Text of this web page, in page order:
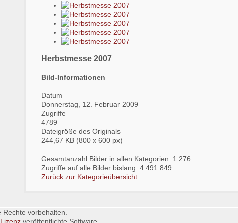
Herbstmesse 2007
Bild-Informationen
Datum
Donnerstag, 12. Februar 2009
Zugriffe
4789
Dateigröße des Originals
244,67 KB (800 x 600 px)
Gesamtanzahl Bilder in allen Kategorien: 1.276
Zugriffe auf alle Bilder bislang: 4.491.849
Zurück zur Kategorieübersicht
vorbehalten.